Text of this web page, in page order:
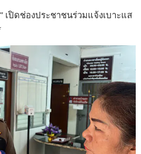
เปิดช่องประชาชนร่วมแจ้งเบาะแส